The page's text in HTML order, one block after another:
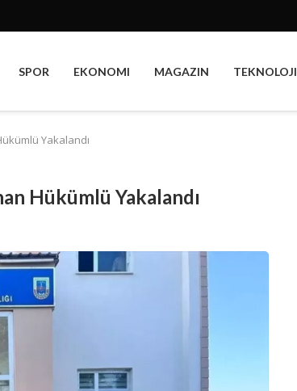
SPOR EKONOMI MAGAZIN TEKNOLOJI
Yakalandı
Hükümlü Yakalandı